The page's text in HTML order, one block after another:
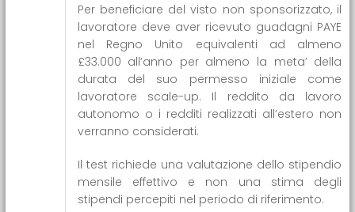
Per beneficiare del visto non sponsorizzato, il
lavoratore deve aver ricevuto guadagni PAYE
nel Regno Unito equivalenti ad almeno
£33.000 all’anno per almeno la meta’ della
durata del suo permesso iniziale come
lavoratore scale-up. Il reddito da lavoro
autonomo o i redditi realizzati all’estero non
verranno considerati.
Il test richiede una valutazione dello stipendio
mensile effettivo e non una stima degli
stipendi percepiti nel periodo di riferimento.